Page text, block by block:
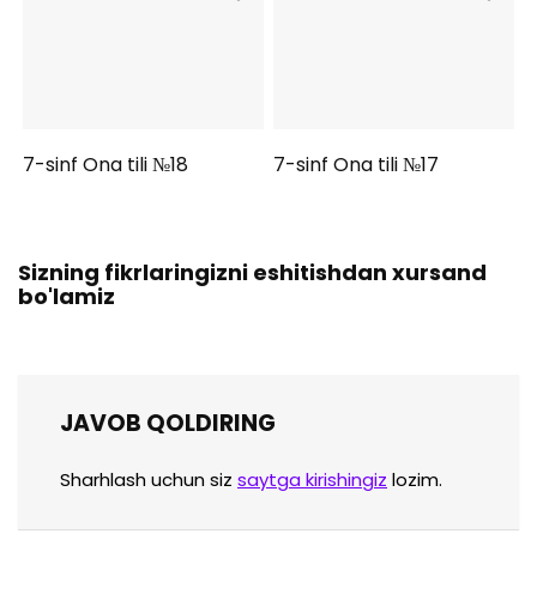
7-sinf Ona tili №18 7-sinf Ona tili №17
Sizning fikrlaringizni eshitishdan xursand
bo'lamiz
JAVOB QOLDIRING
Sharhlash uchun siz saytga kirishingiz lozim.